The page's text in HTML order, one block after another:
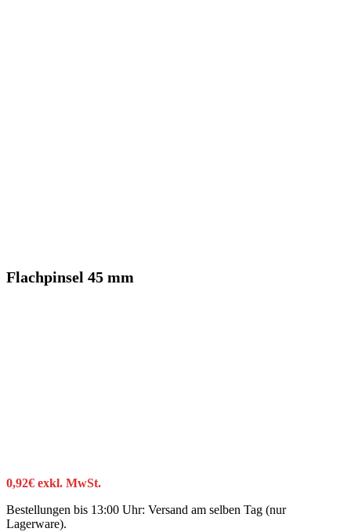
Flachpinsel 45 mm
0,92€ exkl. MwSt.
Bestellungen bis 13:00 Uhr: Versand am selben Tag (nur
Lagerware).